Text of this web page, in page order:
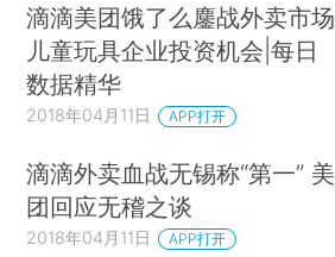
滴滴美团饿了么鏖战外卖市场
儿童玩具企业投资机会|每日
数据精华
2018年04月11日 APP打开
滴滴外卖血战无锡称“第一” 美
团回应无稽之谈
2018年04月11日 APP打开